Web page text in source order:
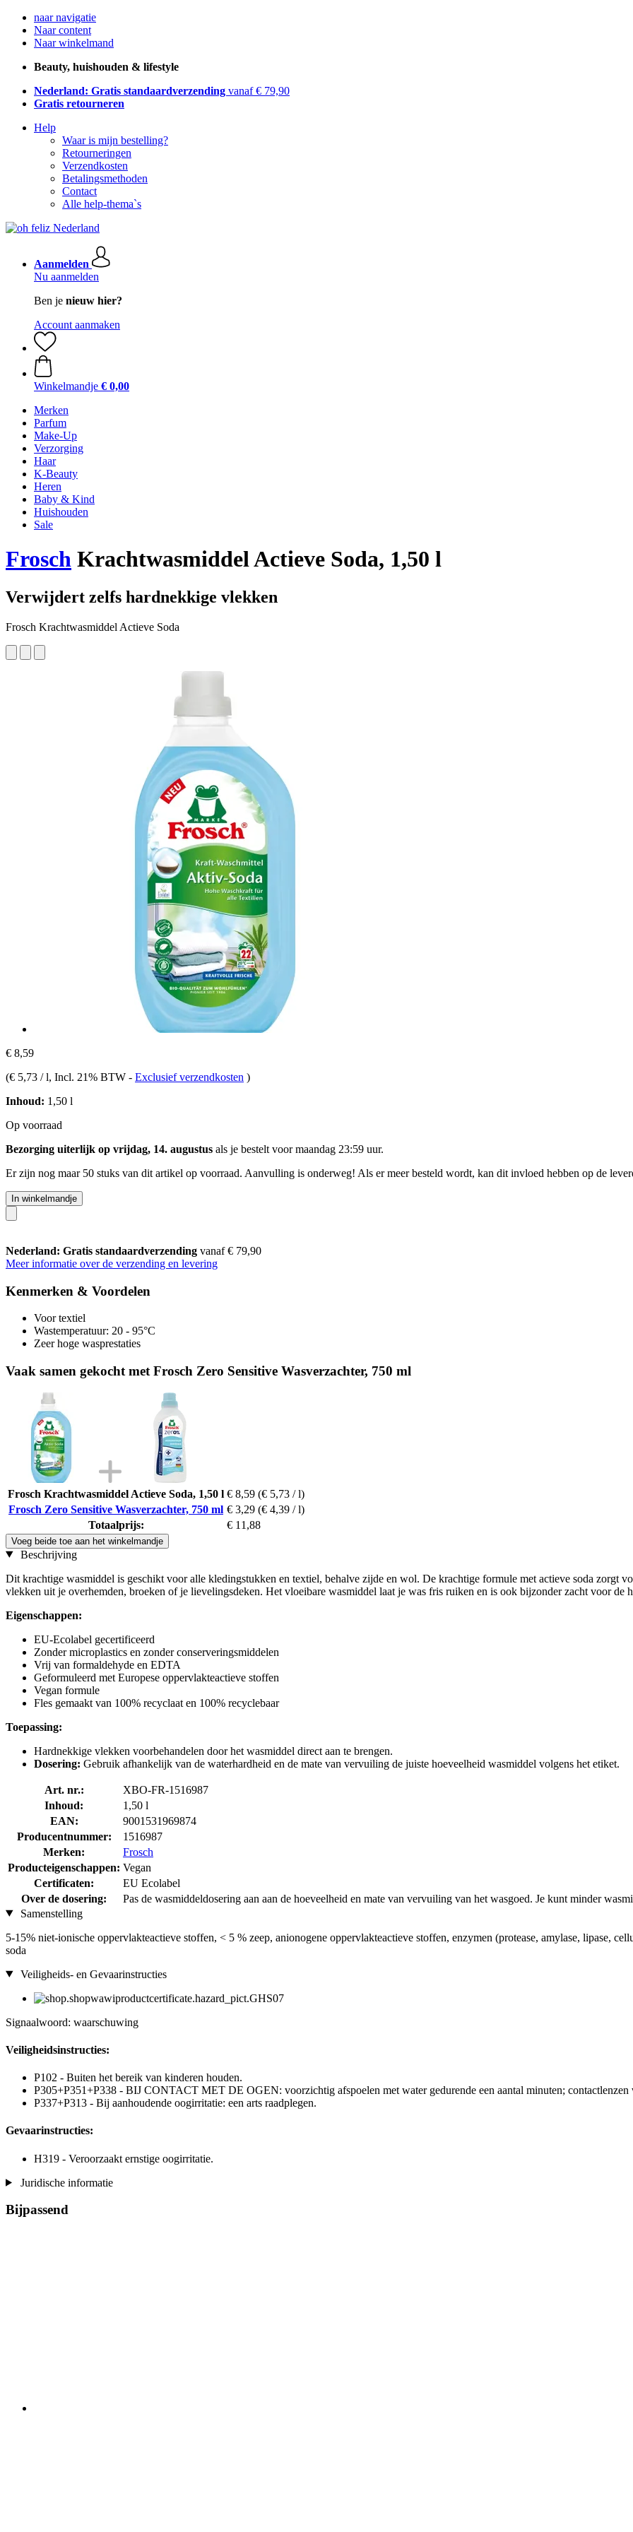
naar navigatie
Naar content
Naar winkelmand
Beauty, huishouden & lifestyle
Nederland: Gratis standaardverzending vanaf € 79,90
Gratis retourneren
Help
Waar is mijn bestelling?
Retourneringen
Verzendkosten
Betalingsmethoden
Contact
Alle help-thema`s
Aanmelden
Nu aanmelden
Ben je nieuw hier?
Account aanmaken
Winkelmandje € 0,00
Merken
Parfum
Make-Up
Verzorging
Haar
K-Beauty
Heren
Baby & Kind
Huishouden
Sale
Frosch Krachtwasmiddel Actieve Soda, 1,50 l
Verwijdert zelfs hardnekkige vlekken
Frosch Krachtwasmiddel Actieve Soda
€ 8,59
(€ 5,73 / l, Incl. 21% BTW - Exclusief verzendkosten )
Inhoud: 1,50 l
Op voorraad
Bezorging uiterlijk op vrijdag, 14. augustus als je bestelt voormaandag 23:59 uur.
Er zijn nog maar 50 stuks van dit artikel op voorraad. Aanvulling is onderweg! Als er meer besteld wordt, kan dit invloed hebben op de
In winkelmandje
Nederland: Gratis standaardverzending vanaf € 79,90
Meer informatie over de verzending en levering
Kenmerken & Voordelen
Voor textiel
Wastemperatuur: 20 - 95°C
Zeer hoge wasprestaties
Vaak samen gekocht met Frosch Zero Sensitive Wasverzachter, 750 ml
Frosch Krachtwasmiddel Actieve Soda, 1,50 l € 8,59 (€ 5,73 / l)
Frosch Zero Sensitive Wasverzachter, 750 ml € 3,29 (€ 4,39 / l)
Totaalprijs:
€ 11,88
Voeg beide toe aan het winkelmandje
Beschrijving
Dit krachtige wasmiddel is geschikt voor alle kledingstukken en textiel, behalve zijde en wol. De krachtige formule met actieve soda zorgt
vlekken uit je overhemden, broeken of je lievelingsdeken. Het vloeibare wasmiddel laat je was fris ruiken en is ook bijzonder zacht voor de
Eigenschappen:
EU-Ecolabel gecertificeerd
Zonder microplastics en zonder conserveringsmiddelen
Vrij van formaldehyde en EDTA
Geformuleerd met Europese oppervlakteactieve stoffen
Vegan formule
Fles gemaakt van 100% recyclaat en 100% recyclebaar
Toepassing:
Hardnekkige vlekken voorbehandelen door het wasmiddel direct aan te brengen.
Dosering: Gebruik afhankelijk van de waterhardheid en de mate van vervuiling de juiste hoeveelheid wasmiddel volgens het etiket.
Art. nr.:
XBO-FR-1516987
Inhoud:
1,50 l
EAN:
9001531969874
Producentnummer:
1516987
Merken:
Frosch
Producteigenschappen: Vegan
Certificaten:
EU Ecolabel
Over de dosering:
Pas de wasmiddeldosering aan aan de hoeveelheid en mate van vervuiling van het wasgoed. Je kunt minder
Samenstelling
5-15% niet-ionische oppervlakteactieve stoffen, < 5 % zeep, anionogene oppervlakteactieve stoffen, enzymen (protease, amylase, lipase,
soda
Veiligheids- en Gevaarinstructies
Signaalwoord: waarschuwing
Veiligheidsinstructies:
P102 - Buiten het bereik van kinderen houden.
P305+P351+P338 - BIJ CONTACT MET DE OGEN: voorzichtig afspoelen met water gedurende een aantal minuten;
P337+P313 - Bij aanhoudende oogirritatie: een arts raadplegen.
Gevaarinstructies:
H319 - Veroorzaakt ernstige oogirritatie.
Juridische informatie
Bijpassend